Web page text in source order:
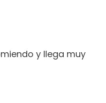
y llega muy